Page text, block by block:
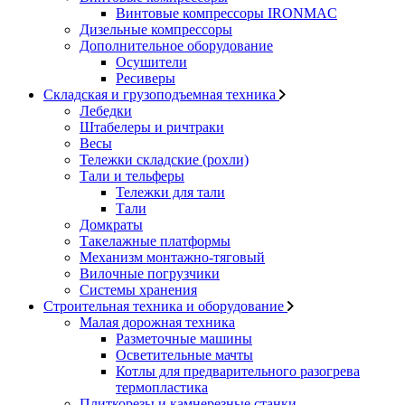
Винтовые компрессоры IRONMAC
Дизельные компрессоры
Дополнительное оборудование
Осушители
Ресиверы
Складская и грузоподъемная техника
Лебедки
Штабелеры и ричтраки
Весы
Тележки складские (рохли)
Тали и тельферы
Тележки для тали
Тали
Домкраты
Такелажные платформы
Механизм монтажно-тяговый
Вилочные погрузчики
Системы хранения
Строительная техника и оборудование
Малая дорожная техника
Разметочные машины
Осветительные мачты
Котлы для предварительного разогрева
термопластика